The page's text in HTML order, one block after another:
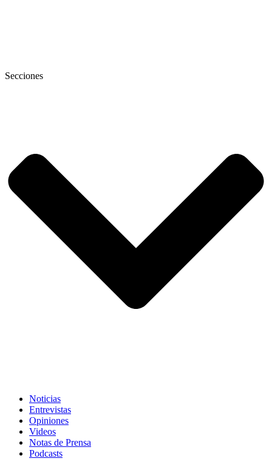
Secciones
Noticias
Entrevistas
Opiniones
Videos
Notas de Prensa
Podcasts